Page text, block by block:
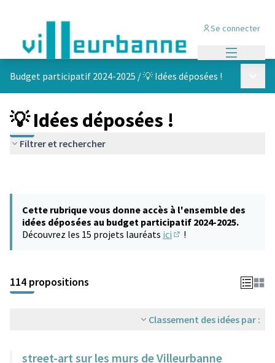
Se connecter
Budget participatif 2024-2025 /💡 Idées déposées !
💡 Idées déposées !
Filtrer et rechercher
Cette rubrique vous donne accès à l'ensemble des
idées déposées au budget participatif 2024-2025.
Découvrez les 15 projets lauréats ici !
114 propositions
Classement des idées par :
street-art sur les murs de Villeurbanne